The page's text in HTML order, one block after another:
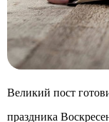
Великий пост
праздника